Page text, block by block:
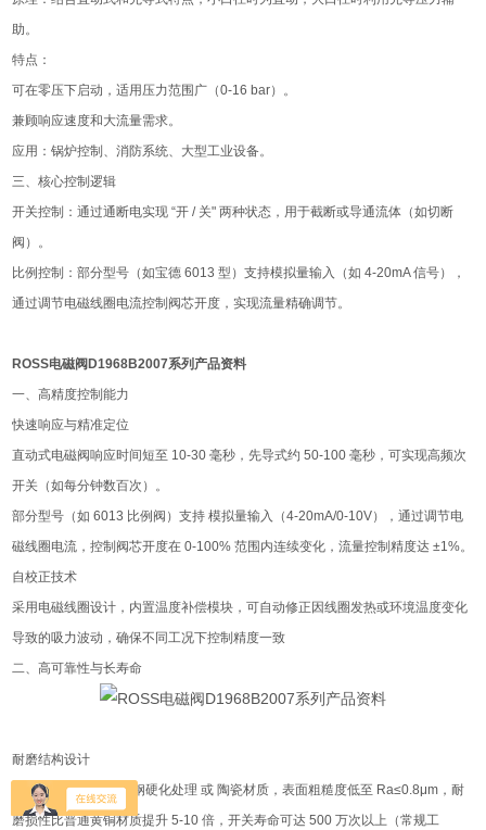
助。
特点：
可在零压下启动，适用压力范围广（0-16 bar）。
兼顾响应速度和大流量需求。
应用：锅炉控制、消防系统、大型工业设备。
三、核心控制逻辑
开关控制：通过通断电实现 “开 / 关" 两种状态，用于截断或导通流体（如切断
阀）。
比例控制：部分型号（如宝德 6013 型）支持模拟量输入（如 4-20mA 信号），
通过调节电磁线圈电流控制阀芯开度，实现流量精确调节。
ROSS电磁阀D1968B2007系列产品资料
一、高精度控制能力
快速响应与精准定位
直动式电磁阀响应时间短至 10-30 毫秒，先导式约 50-100 毫秒，可实现高频次
开关（如每分钟数百次）。
部分型号（如 6013 比例阀）支持 模拟量输入（4-20mA/0-10V），通过调节电
磁线圈电流，控制阀芯开度在 0-100% 范围内连续变化，流量控制精度达 ±1%。
自校正技术
采用电磁线圈设计，内置温度补偿模块，可自动修正因线圈发热或环境温度变化
导致的吸力波动，确保不同工况下控制精度一致
二、高可靠性与长寿命
耐磨结构设计
阀芯与阀座采用 不锈钢硬化处理 或 陶瓷材质，表面粗糙度低至 Ra≤0.8μm，耐
磨损性比普通黄铜材质提升 5-10 倍，开关寿命可达 500 万次以上（常规工